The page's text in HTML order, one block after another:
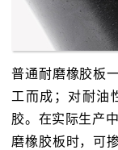
普通耐磨橡胶板
工而成；对耐油
胶。在实际生产
磨橡胶板时，可